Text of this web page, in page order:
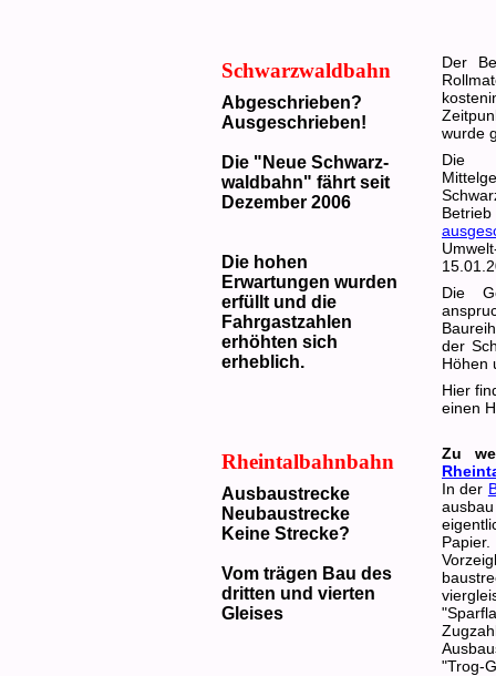
Schwarzwaldbahn
Abgeschrieben?
Ausgeschrieben!
Die "Neue Schwarz-
waldbahn" fährt seit
Dezember 2006
Die hohen
Erwartungen wurden
erfüllt und die
Fahrgastzahlen
erhöhten sich
erheblich.
Der
wurde
Die
der
Höhen
Hier
einen
Rheintalbahnbahn
Ausbaustrecke
Neubaustrecke
Keine Strecke?
Vom trägen Bau des
dritten und vierten
Gleises
Zu
In der
Papier.
"Trog-